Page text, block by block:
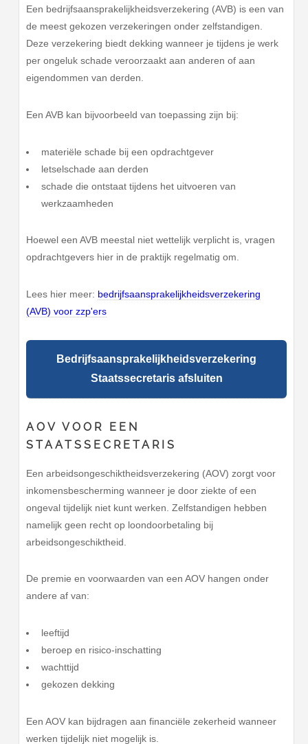
Een bedrijfsaansprakelijkheidsverzekering (AVB) is een van
de meest gekozen verzekeringen onder zelfstandigen.
Deze verzekering biedt dekking wanneer je tijdens je werk
per ongeluk schade veroorzaakt aan anderen of aan
eigendommen van derden.
Een AVB kan bijvoorbeeld van toepassing zijn bij:
materiële schade bij een opdrachtgever
letselschade aan derden
schade die ontstaat tijdens het uitvoeren van
werkzaamheden
Hoewel een AVB meestal niet wettelijk verplicht is, vragen
opdrachtgevers hier in de praktijk regelmatig om.
Lees hier meer: bedrijfsaansprakelijkheidsverzekering
(AVB) voor zzp'ers
Bedrijfsaansprakelijkheidsverzekering
Staatssecretaris afsluiten
AOV VOOR EEN
STAATSSECRETARIS
Een arbeidsongeschiktheidsverzekering (AOV) zorgt voor
inkomensbescherming wanneer je door ziekte of een
ongeval tijdelijk niet kunt werken. Zelfstandigen hebben
namelijk geen recht op loondoorbetaling bij
arbeidsongeschiktheid.
De premie en voorwaarden van een AOV hangen onder
andere af van:
leeftijd
beroep en risico-inschatting
wachttijd
gekozen dekking
Een AOV kan bijdragen aan financiële zekerheid wanneer
werken tijdelijk niet mogelijk is.